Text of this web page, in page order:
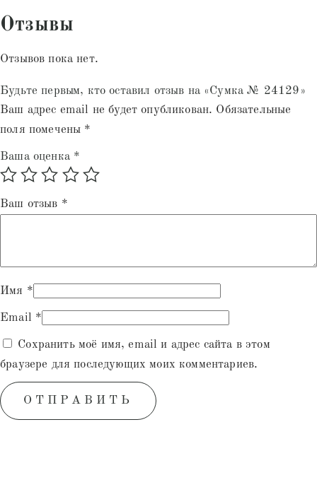
Отзывы
Отзывов пока нет.
Будьте первым, кто оставил отзыв на «Сумка № 24129»
Ваш адрес email не будет опубликован. Обязательные
поля помечены *
Ваша оценка *
Ваш отзыв *
Имя *
Email *
Сохранить моё имя, email и адрес сайта в этом
браузере для последующих моих комментариев.